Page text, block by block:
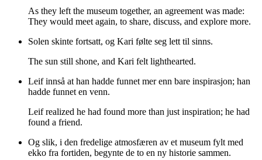
As they left the museum together, an agreement was made:
They would meet again, to share, discuss, and explore more.
Solen skinte fortsatt, og Kari følte seg lett til sinns.
The sun still shone, and Kari felt lighthearted.
Leif innså at han hadde funnet mer enn bare inspirasjon; han
hadde funnet en venn.
Leif realized he had found more than just inspiration; he had
found a friend.
Og slik, i den fredelige atmosfæren av et museum fylt med
ekko fra fortiden, begynte de to en ny historie sammen.